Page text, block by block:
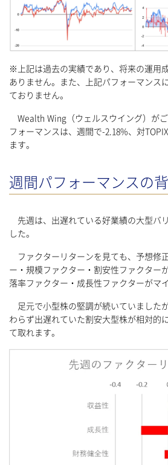
※上記は過去の実績であり、将来の運用
ありません。また、上記パフォーマンス
ておりません。
Wealth Wing（ウェルスウイング）が
フォーマンスは、週間で-2.18%、対
ます。
週間パフォーマンスの
先週は、出遅れている好業績の大型バ
した。
ファクターリターンを見ても、予想修
ー・規模ファクター・割安性ファクター
落率ファクター・成長性ファクターがマ
足元で小型株の堅調が続いていました
わらず出遅れていた割安大型株が相対的
て取れます。